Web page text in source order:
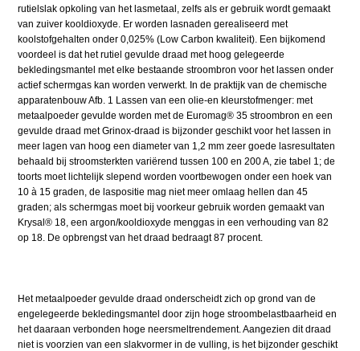
rutielslak opkoling van het lasmetaal, zelfs als er gebruik wordt gemaakt
van zuiver kooldioxyde. Er worden lasnaden gerealiseerd met
koolstofgehalten onder 0,025% (Low Carbon kwaliteit). Een bijkomend
voordeel is dat het rutiel gevulde draad met hoog gelegeerde
bekledingsmantel met elke bestaande stroombron voor het lassen onder
actief schermgas kan worden verwerkt. In de praktijk van de chemische
apparatenbouw Afb. 1 Lassen van een olie-en kleurstofmenger: met
metaalpoeder gevulde worden met de Euromag® 35 stroombron en een
gevulde draad met Grinox-draad is bijzonder geschikt voor het lassen in
meer lagen van hoog een diameter van 1,2 mm zeer goede lasresultaten
behaald bij stroomsterkten variërend tussen 100 en 200 A, zie tabel 1; de
toorts moet lichtelijk slepend worden voortbewogen onder een hoek van
10 à 15 graden, de laspositie mag niet meer omlaag hellen dan 45
graden; als schermgas moet bij voorkeur gebruik worden gemaakt van
Krysal® 18, een argon/kooldioxyde menggas in een verhouding van 82
op 18. De opbrengst van het draad bedraagt 87 procent.
Het metaalpoeder gevulde draad onderscheidt zich op grond van de
engelegeerde bekledingsmantel door zijn hoge stroombelastbaarheid en
het daaraan verbonden hoge neersmeltrendement. Aangezien dit draad
niet is voorzien van een slakvormer in de vulling, is het bijzonder geschikt